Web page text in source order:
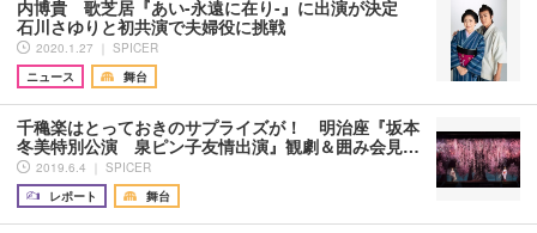
内博貴 歌芝居『あい-永遠に在り-』に出演が決定
石川さゆりと初共演で夫婦役に挑戦
2020.1.27 ｜ SPICER
ニュース
舞台
千穐楽はとっておきのサプライズが！ 明治座『坂本
冬美特別公演 泉ピン子友情出演』観劇＆囲み会見…
2019.6.4 ｜ SPICER
レポート
舞台